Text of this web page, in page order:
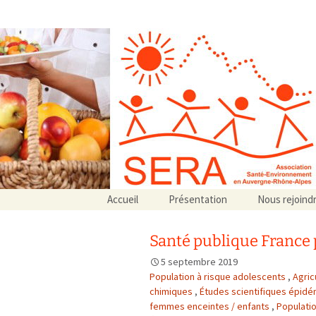
Aller
au
Accueil Présentation
Associations partenaires
Associations adhérentes
Nous
Santé publique France
5 septembre 2019
Population à risque adolescents ,
chimiques , Études scientifiques
femmes enceintes / enfants ,